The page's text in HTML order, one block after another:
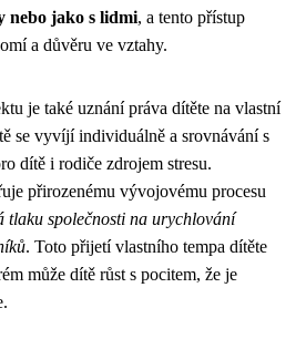
nebo jako s lidmi, a tento přístup
a důvěru ve vztahy.
je také uznání práva dítěte na vlastní
se vyvíjí individuálně a srovnávání s
dítě i rodiče zdrojem stresu.
přirozenému vývojovému procesu
tlaku společnosti na urychlování
. Toto přijetí vlastního tempa dítěte
může dítě růst s pocitem, že je